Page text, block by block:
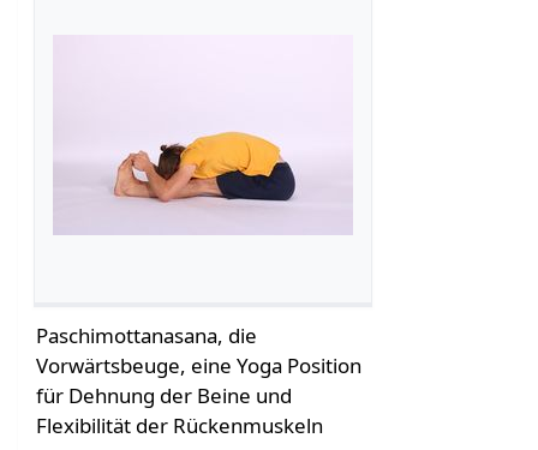
Paschimottanasana, die
Vorwärtsbeuge, eine Yoga Position
für Dehnung der Beine und
Flexibilität der Rückenmuskeln